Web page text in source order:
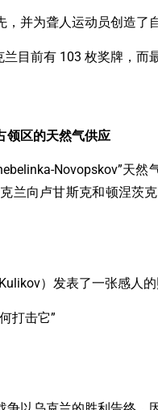
并为聋人运动员创造了
兰目前有 103 枚奖牌，而
领区的天然气供应
Novopskov”天
兰向卢甘斯克和顿涅茨
）发表了一张感人
打击它”